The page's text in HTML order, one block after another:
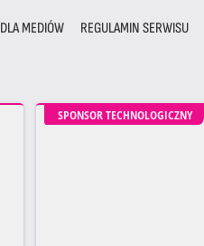
DLA MEDIÓW REGULAMIN SERWISU
SPONSOR TECHNOLOGICZNY